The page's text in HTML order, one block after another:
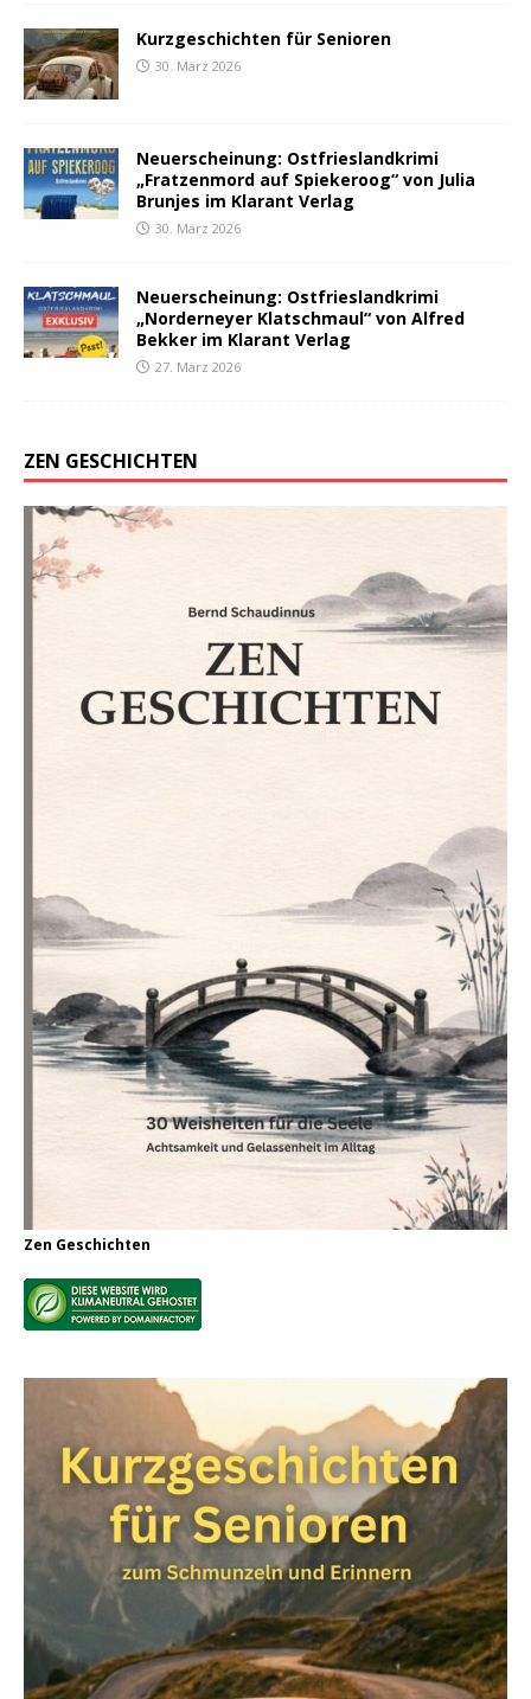
Kurzgeschichten für Senioren
30. März 2026
Neuerscheinung: Ostfrieslandkrimi
„Fratzenmord auf Spiekeroog“ von Julia
Brunjes im Klarant Verlag
30. März 2026
Neuerscheinung: Ostfrieslandkrimi
„Norderneyer Klatschmaul“ von Alfred
Bekker im Klarant Verlag
27. März 2026
ZEN GESCHICHTEN
Zen Geschichten